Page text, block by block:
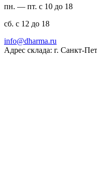
пн. — пт. с 10 до 18
сб. с 12 до 18
ur.amrahd@ofni
Адрес склада: г. Санкт-